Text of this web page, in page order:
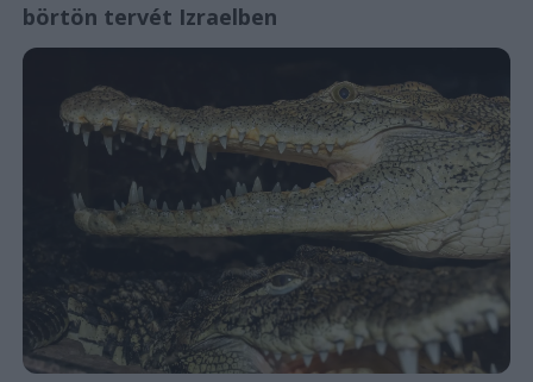
börtön tervét Izraelben